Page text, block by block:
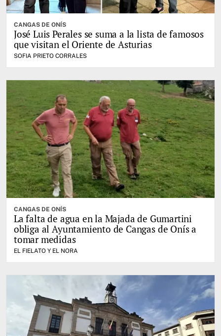
CANGAS DE ONÍS
José Luis Perales se suma a la lista de famosos
que visitan el Oriente de Asturias
SOFIA PRIETO CORRALES
CANGAS DE ONÍS
La falta de agua en la Majada de Gumartini
obliga al Ayuntamiento de Cangas de Onís a
tomar medidas
EL FIELATO Y EL NORA